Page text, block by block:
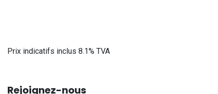
Prix indicatifs inclus 8.1% TVA
Rejoignez-nous